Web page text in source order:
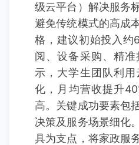
级云平台）解决服务
避免传统模式的高成
格，建议初始投入约
阅、设备采购、精
示，大学生团队利
化，月均营收提升
高。关键成功要素包
决策及服务场景细化
具为支点，将家政服